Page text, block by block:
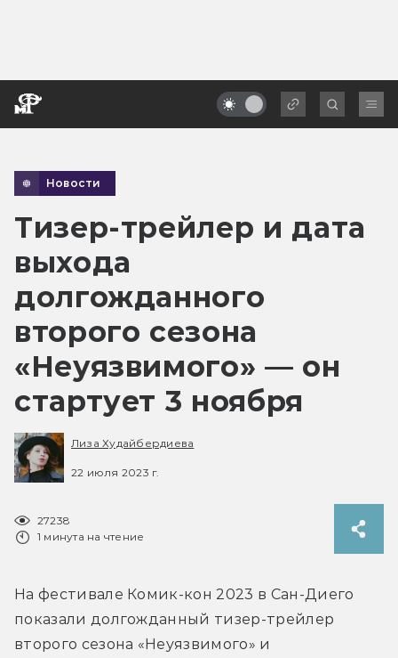
Новости
Тизер-трейлер и дата
выхода
долгожданного
второго сезона
«Неуязвимого» — он
стартует 3 ноября
Лиза Худайбердиева
22 июля 2023 г.
27238
1 минута на чтение
На фестивале Комик-кон 2023 в Сан-Диего
показали долгожданный тизер-трейлер
второго сезона «Неуязвимого» и